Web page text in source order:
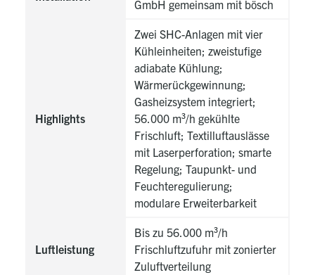
GmbH gemeinsam mit bösch
Highlights
Zwei SHC-Anlagen mit vier
Kühleinheiten; zweistufige
adiabate Kühlung;
Wärmerückgewinnung;
Gasheizsystem integriert;
56.000 m³/h gekühlte
Frischluft; Textilluftauslässe
mit Laserperforation; smarte
Regelung; Taupunkt- und
Feuchteregulierung;
modulare Erweiterbarkeit
Luftleistung
Bis zu 56.000 m³/h
Frischluftzufuhr mit zonierter
Zuluftverteilung